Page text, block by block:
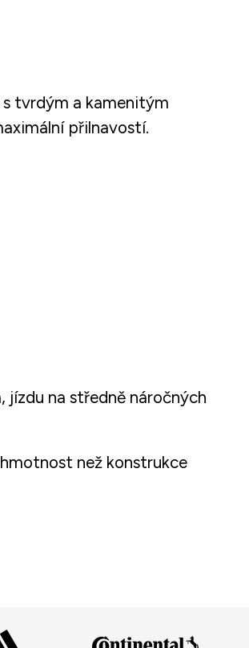
tvrdým a kamenitým
přilnavostí.
jízdu na středně náročných
než konstrukce